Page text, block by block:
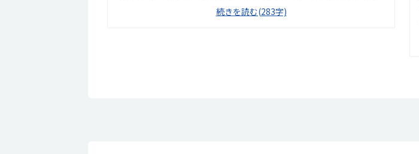
アパートの一室で場所も分かりやすかった。人がいなかったので常時の様子が分か
りにくかった。本が沢山あったがプログラミングとは関係ないものも多かった。プ
続きを読む(283字)